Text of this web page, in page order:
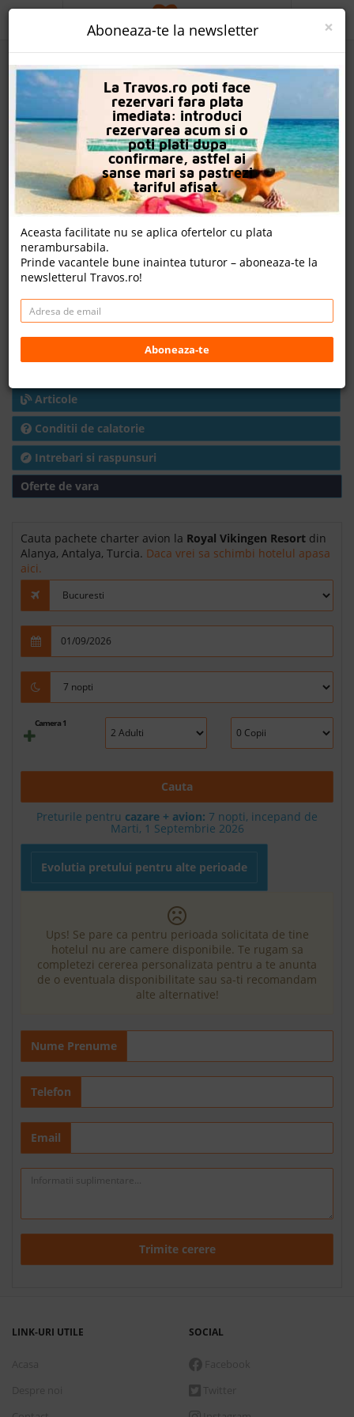
Royal Vikingen Resort
Alanya, Antalya, Turcia
Cazare
Charter avion
Detalii hotel
Harta
Articole
Conditii de calatorie
Intrebari si raspunsuri
Oferte de vara
Cauta pachete charter avion la Royal Vikingen Resort din
Alanya, Antalya, Turcia. Daca vrei sa schimbi hotelul apasa
aici.
Camera 1
Cauta
Preturile pentru cazare + avion: 7 nopti, incepand de
Marti, 1 Septembrie 2026
Evolutia pretului pentru alte perioade
Ups! Se pare ca pentru perioada solicitata de tine
hotelul nu are camere disponibile. Te rugam sa
completezi cererea personalizata pentru a te anunta
de o eventuala disponibilitate sau sa-ti recomandam
alte alternative!
Nume Prenume
Telefon
Email
Trimite cerere
PROMO
CAUTA REZERVARE
OFERTA PERSONALIZATA
DESPRE NOI
LOGIN
CAZARE
CHARTER AVION
CAZARE + AUTOCAR
CONTACT
+40 376 444 888
LEI EURO
×
Aboneaza-te la newsletter
La Travos.ro poti face
rezervari fara plata
imediata: introduci
rezervarea acum si o
poti plati dupa
confirmare, astfel ai
sanse mari sa pastrezi
tariful afisat.
Aceasta facilitate nu se aplica ofertelor cu plata
nerambursabila.
Prinde vacantele bune inaintea tuturor – aboneaza-te la
newsletterul Travos.ro!
Aboneaza-te
LINK-URI UTILE SOCIAL